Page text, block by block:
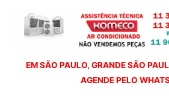
EM SÃO PAULO, GRANDE SÃO
AGENDE PELO